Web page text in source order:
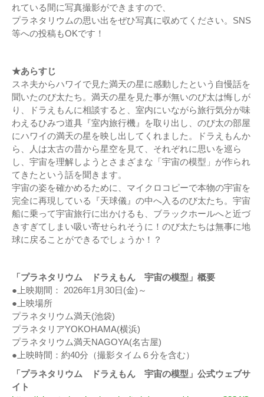
れている間に写真撮影ができますので、
プラネタリウムの思い出をぜひ写真に収めてください。SNS
等への投稿もOKです！
★あらすじ
スネ夫からハワイで見た満天の星に感動したという自慢話を
聞いたのび太たち。満天の星を見た事が無いのび太は悔しが
り、ドラえもんに相談すると、室内にいながら旅行気分が味
わえるひみつ道具『室内旅行機』を取り出し、のび太の部屋
にハワイの満天の星を映し出してくれました。ドラえもんか
ら、人は太古の昔から星空を見て、それぞれに思いを巡ら
し、宇宙を理解しようとさまざまな「宇宙の模型」が作られ
てきたという話を聞きます。
宇宙の姿を確かめるために、マイクロコピーで本物の宇宙を
完全に再現している『天球儀』の中へ入るのび太たち。宇宙
船に乗って宇宙旅行に出かけるも、ブラックホールへと近づ
きすぎてしまい吸い寄せられそうに！のび太たちは無事に地
球に戻ることができるでしょうか！？
「プラネタリウム ドラえもん 宇宙の模型」概要
●上映期間： 2026年1月30日(金)～
●上映場所
プラネタリウム満天(池袋)
プラネタリアYOKOHAMA(横浜)
プラネタリウム満天NAGOYA(名古屋)
●上映時間：約40分（撮影タイム６分を含む）
「プラネタリウム ドラえもん 宇宙の模型」公式ウェブサ
イト